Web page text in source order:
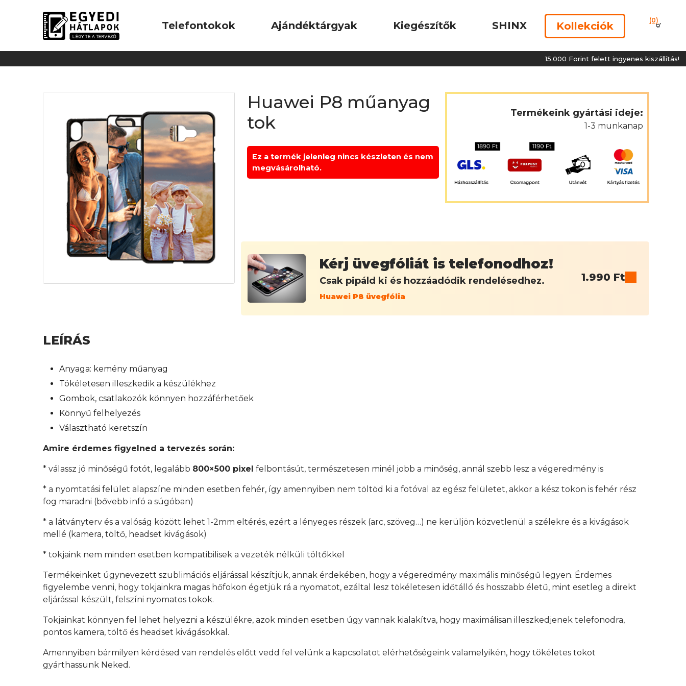
Telefontokok Ajándéktárgyak Kiegészítők SHINX Kollekciók (0)
15.000 Forint felett ingyenes kiszállítás!
Huawei P8 műanyag
tok
Ez a termék jelenleg nincs készleten és nem
megvásárolható.
Termékeink gyártási ideje:
1-3 munkanap
Kérj üvegfóliát is telefonodhoz!
Csak pipáld ki és hozzáadódik rendelésedhez.
Huawei P8 üvegfólia
1.990 Ft
LEÍRÁS
Anyaga: kemény műanyag
Tökéletesen illeszkedik a készülékhez
Gombok, csatlakozók könnyen hozzáférhetőek
Könnyű felhelyezés
Választható keretszín
Amire érdemes figyelned a tervezés során:
* válassz jó minőségű fotót, legalább 800×500 pixel felbontásút, természetesen minél jobb a minőség, annál szebb lesz a végeredmény is
* a nyomtatási felület alapszíne minden esetben fehér, így amennyiben nem töltöd ki a fotóval az egész felületet, akkor a kész tokon is fehér rész
fog maradni (bővebb infó a súgóban)
* a látványterv és a valóság között lehet 1-2mm eltérés, ezért a lényeges részek (arc, szöveg…) ne kerüljön közvetlenül a szélekre és a kivágások
mellé (kamera, töltő, headset kivágások)
* tokjaink nem minden esetben kompatibilisek a vezeték nélküli töltőkkel
Termékeinket úgynevezett szublimációs eljárással készítjük, annak érdekében, hogy a végeredmény maximális minőségű legyen. Érdemes
figyelembe venni, hogy tokjainkra magas hőfokon égetjük rá a nyomatot, ezáltal lesz tökéletesen időtálló és hosszabb életű, mint esetleg a direkt
eljárással készült, felszíni nyomatos tokok.
Tokjainkat könnyen fel lehet helyezni a készülékre, azok minden esetben úgy vannak kialakítva, hogy maximálisan illeszkedjenek telefonodra,
pontos kamera, töltő és headset kivágásokkal.
Amennyiben bármilyen kérdésed van rendelés előtt vedd fel velünk a kapcsolatot elérhetőségeink valamelyikén, hogy tökéletes tokot
gyárthassunk Neked.